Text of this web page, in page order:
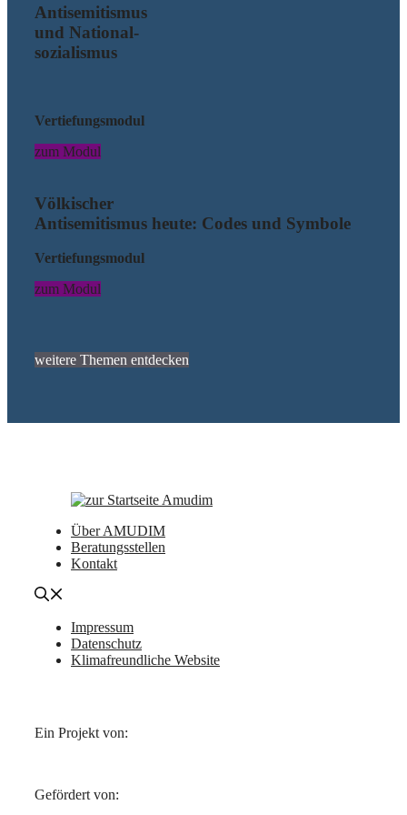
Antisemitismus
und National-
sozialismus
Vertiefungsmodul
zum Modul
Völkischer
Antisemitismus heute: Codes und Symbole
Vertiefungsmodul
zum Modul
weitere Themen entdecken
Über AMUDIM
Beratungsstellen
Kontakt
Impressum
Datenschutz
Klimafreundliche Website
Ein Projekt von:
Gefördert von: